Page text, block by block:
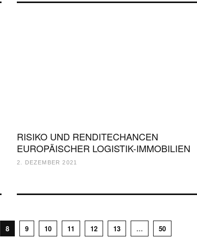
RISIKO UND RENDITECHANCEN
EUROPÄISCHER LOGISTIK-IMMOBILIEN
2. DEZEMBER 2021
8 9 10 11 12 13 … 50